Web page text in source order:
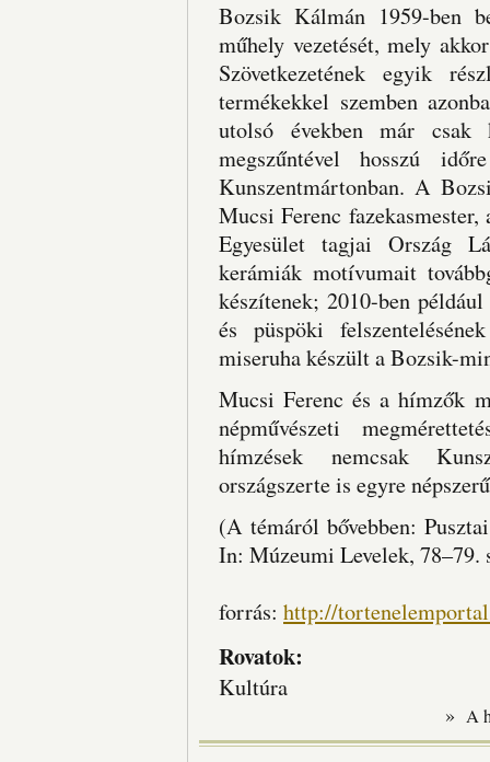
Bozsik Kálmán 1959-ben
műhely vezetését, mely
Szövetkezetének egyik
termékekkel szemben
utolsó években már csak
megszűntével hosszú
Kunszentmártonban. A
Mucsi Ferenc fazekasmester,
Egyesület tagjai Ország
kerámiák motívumait
készítenek; 2010-ben
és püspöki
miseruha készült a Bozsik-
Mucsi Ferenc és a hímzők
népművészeti
hímzések nemcsak
országszerte is egyre
(A témáról bővebben:
In: Múzeumi Levelek, 78–79.
forrás: http://
Rovatok:
Kultúra
» A